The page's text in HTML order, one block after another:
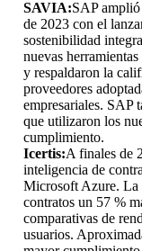
SAVIA:SAP amplió
de 2023 con el
sostenibilidad
nuevas
y respaldaron la
proveedores
empresariales. SAP
que utilizaron los
cumplimiento.
Icertis:A finales de
inteligencia de
Microsoft Azure. La
contratos un 57 %
comparativas de
usuarios.